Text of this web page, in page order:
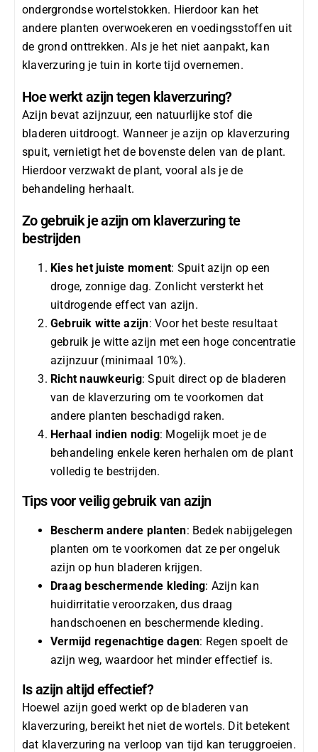
ondergrondse wortelstokken. Hierdoor kan het
andere planten overwoekeren en voedingsstoffen uit
de grond onttrekken. Als je het niet aanpakt, kan
klaverzuring je tuin in korte tijd overnemen.
Hoe werkt azijn tegen klaverzuring?
Azijn bevat azijnzuur, een natuurlijke stof die
bladeren uitdroogt. Wanneer je azijn op klaverzuring
spuit, vernietigt het de bovenste delen van de plant.
Hierdoor verzwakt de plant, vooral als je de
behandeling herhaalt.
Zo gebruik je azijn om klaverzuring te
bestrijden
Kies het juiste moment: Spuit azijn op een
droge, zonnige dag. Zonlicht versterkt het
uitdrogende effect van azijn.
Gebruik witte azijn: Voor het beste resultaat
gebruik je witte azijn met een hoge concentratie
azijnzuur (minimaal 10%).
Richt nauwkeurig: Spuit direct op de bladeren
van de klaverzuring om te voorkomen dat
andere planten beschadigd raken.
Herhaal indien nodig: Mogelijk moet je de
behandeling enkele keren herhalen om de plant
volledig te bestrijden.
Tips voor veilig gebruik van azijn
Bescherm andere planten: Bedek nabijgelegen
planten om te voorkomen dat ze per ongeluk
azijn op hun bladeren krijgen.
Draag beschermende kleding: Azijn kan
huidirritatie veroorzaken, dus draag
handschoenen en beschermende kleding.
Vermijd regenachtige dagen: Regen spoelt de
azijn weg, waardoor het minder effectief is.
Is azijn altijd effectief?
Hoewel azijn goed werkt op de bladeren van
klaverzuring, bereikt het niet de wortels. Dit betekent
dat klaverzuring na verloop van tijd kan teruggroeien.